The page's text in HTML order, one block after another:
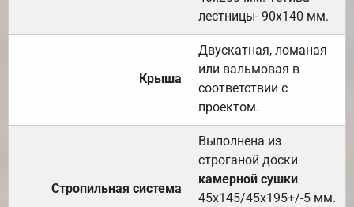
лестницы- 90х140 мм.
Крыша
Двускатная, ломаная
или вальмовая в
соответствии с
проектом.
Стропильная система
Выполнена из
строганой доски
камерной сушки
45х145/45х195+/-5 мм.